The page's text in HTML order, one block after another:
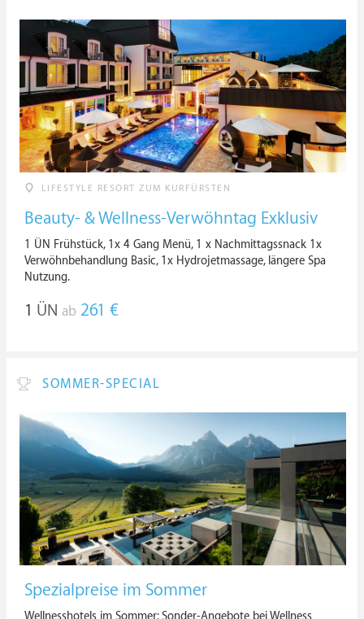
LIFESTYLE RESORT ZUM KURFÜRSTEN
Beauty- & Wellness-Verwöhntag Exklusiv
1 ÜN Frühstück, 1x 4 Gang Menü, 1 x Nachmittagssnack 1x
Verwöhnbehandlung Basic, 1x Hydrojetmassage, längere Spa
Nutzung.
1 ÜN ab 261 €
SOMMER-SPECIAL
Spezialpreise im Sommer
Wellnesshotels im Sommer: Sonder-Angebote bei Wellness